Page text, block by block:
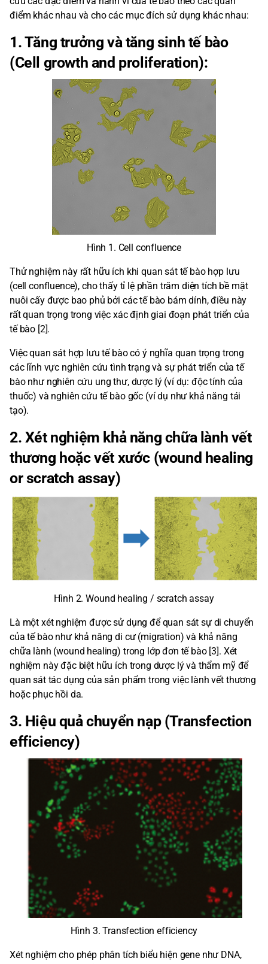
điểm khác nhau và cho các mục đích sử dụng khác nhau:
1. Tăng trưởng và tăng sinh tế bào
(Cell growth and proliferation):
Hình 1. Cell confluence
Thử nghiệm này rất hữu ích khi quan sát tế bào hợp lưu
(cell confluence), cho thấy tỉ lệ phần trăm diện tích bề mặt
nuôi cấy được bao phủ bởi các tế bào bám dính, điều này
rất quan trọng trong việc xác định giai đoạn phát triển của
tế bào [2].
Việc quan sát hợp lưu tế bào có ý nghĩa quan trọng trong
các lĩnh vực nghiên cứu tình trạng và sự phát triển của tế
bào như nghiên cứu ung thư, dược lý (ví dụ: độc tính của
thuốc) và nghiên cứu tế bào gốc (ví dụ như khả năng tái
tạo).
2. Xét nghiệm khả năng chữa lành vết
thương hoặc vết xước (wound healing
or scratch assay)
Hình 2. Wound healing / scratch assay
Là một xét nghiệm được sử dụng để quan sát sự di chuyển
của tế bào như khả năng di cư (migration) và khả năng
chữa lành (wound healing) trong lớp đơn tế bào [3]. Xét
nghiệm này đặc biệt hữu ích trong dược lý và thẩm mỹ để
quan sát tác dụng của sản phẩm trong việc lành vết thương
hoặc phục hồi da.
3. Hiệu quả chuyển nạp (Transfection
efficiency)
Hình 3. Transfection efficiency
Xét nghiệm cho phép phân tích biểu hiện gene như DNA,